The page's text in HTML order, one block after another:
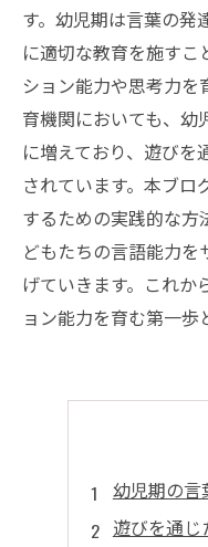
す。幼児期は言葉の発
に適切な教育を施すこ
ション能力や思考力を
育機関においても、幼
に増えており、遊び
されています。本ブロ
するための実践的な
どもたちの言語能力
げていきます。これか
ョン能力を育む第一歩
幼児期の言
遊びを通